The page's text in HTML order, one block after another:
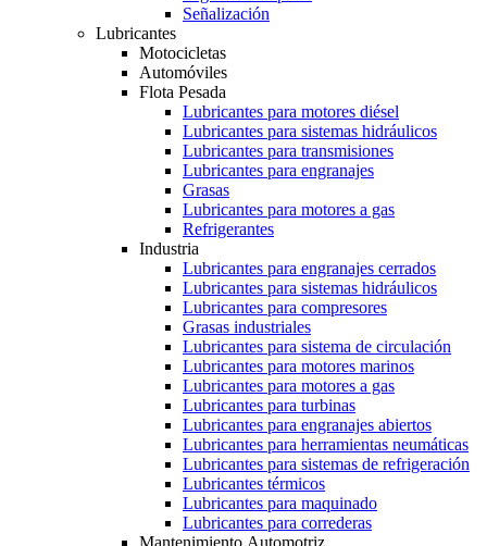
Señalización
Lubricantes
Motocicletas
Automóviles
Flota Pesada
Lubricantes para motores diésel
Lubricantes para sistemas hidráulicos
Lubricantes para transmisiones
Lubricantes para engranajes
Grasas
Lubricantes para motores a gas
Refrigerantes
Industria
Lubricantes para engranajes cerrados
Lubricantes para sistemas hidráulicos
Lubricantes para compresores
Grasas industriales
Lubricantes para sistema de circulación
Lubricantes para motores marinos
Lubricantes para motores a gas
Lubricantes para turbinas
Lubricantes para engranajes abiertos
Lubricantes para herramientas neumáticas
Lubricantes para sistemas de refrigeración
Lubricantes térmicos
Lubricantes para maquinado
Lubricantes para correderas
Mantenimiento Automotriz